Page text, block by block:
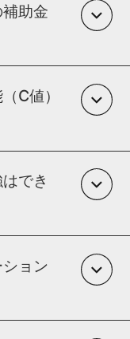
ターンでご提案
助金
がご案内しま
C値）
ート施工などで
でき
をご提案しま
ョン